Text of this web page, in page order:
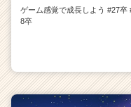
ゲーム感覚で成長しよう #27卒
8卒